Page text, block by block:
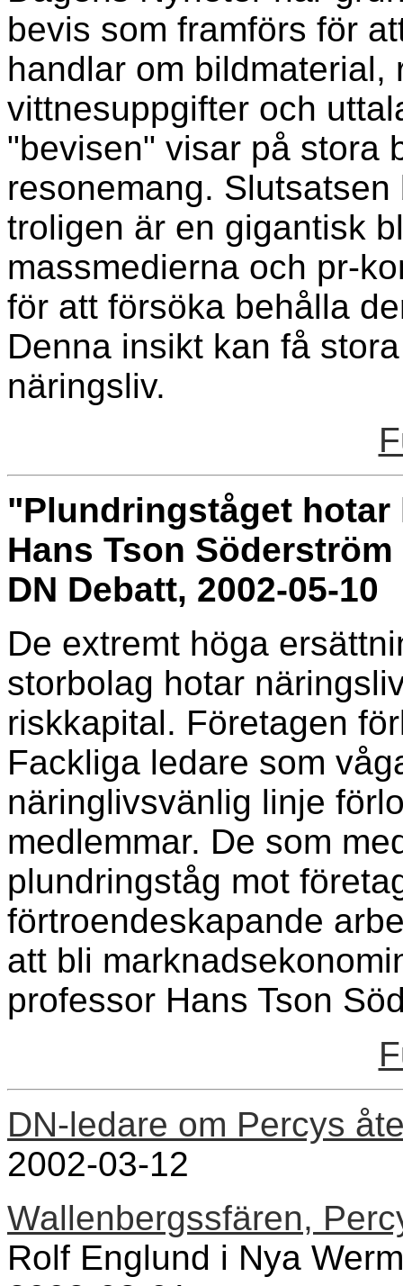
bevis som framförs för
handlar om bildmaterial,
vittnesuppgifter och
"bevisen" visar på stora
resonemang.
troligen är en gigantisk
massmedierna och pr-
för att försöka behålla
Denna insikt kan få
näringsliv.
"Plundringståget
Hans Tson Söderström
DN Debatt, 2002-05-10
De extremt höga
storbolag hotar
riskkapital. Företagen
Fackliga ledare som
näringlivsvänlig linje
medlemmar. De som
plundringståg mot
förtroendeskapande
att bli
professor Hans Tson
DN-ledare om Percys
2002-03-12
Wallenbergssfären,
Rolf Englund i Nya